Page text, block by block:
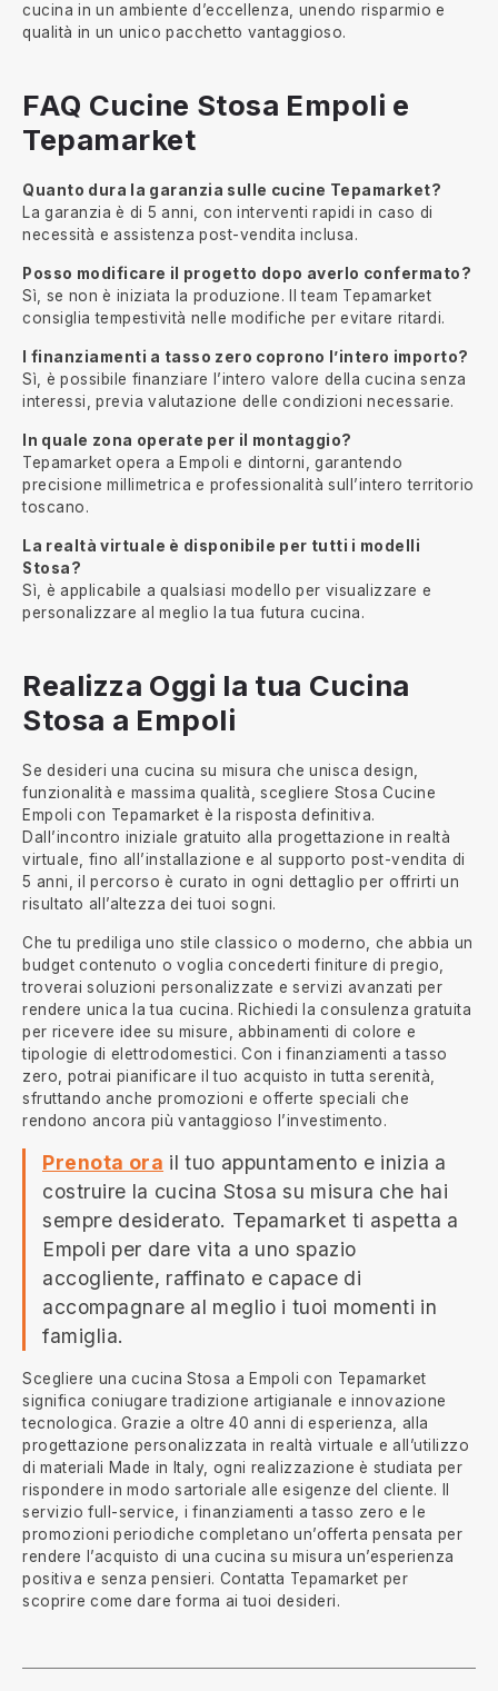
cucina in un ambiente d’eccellenza, unendo risparmio e
qualità in un unico pacchetto vantaggioso.
FAQ Cucine Stosa Empoli e
Tepamarket
Quanto dura la garanzia sulle cucine Tepamarket?
La garanzia è di 5 anni, con interventi rapidi in caso di
necessità e assistenza post-vendita inclusa.
Posso modificare il progetto dopo averlo confermato?
Sì, se non è iniziata la produzione. Il team Tepamarket
consiglia tempestività nelle modifiche per evitare ritardi.
I finanziamenti a tasso zero coprono l’intero importo?
Sì, è possibile finanziare l’intero valore della cucina senza
interessi, previa valutazione delle condizioni necessarie.
In quale zona operate per il montaggio?
Tepamarket opera a Empoli e dintorni, garantendo
precisione millimetrica e professionalità sull’intero territorio
toscano.
La realtà virtuale è disponibile per tutti i modelli
Stosa?
Sì, è applicabile a qualsiasi modello per visualizzare e
personalizzare al meglio la tua futura cucina.
Realizza Oggi la tua Cucina
Stosa a Empoli
Se desideri una cucina su misura che unisca design,
funzionalità e massima qualità, scegliere Stosa Cucine
Empoli con Tepamarket è la risposta definitiva.
Dall’incontro iniziale gratuito alla progettazione in realtà
virtuale, fino all’installazione e al supporto post-vendita di
5 anni, il percorso è curato in ogni dettaglio per offrirti un
risultato all’altezza dei tuoi sogni.
Che tu prediliga uno stile classico o moderno, che abbia un
budget contenuto o voglia concederti finiture di pregio,
troverai soluzioni personalizzate e servizi avanzati per
rendere unica la tua cucina. Richiedi la consulenza gratuita
per ricevere idee su misure, abbinamenti di colore e
tipologie di elettrodomestici. Con i finanziamenti a tasso
zero, potrai pianificare il tuo acquisto in tutta serenità,
sfruttando anche promozioni e offerte speciali che
rendono ancora più vantaggioso l’investimento.
Prenota ora il tuo appuntamento e inizia a
costruire la cucina Stosa su misura che hai
sempre desiderato. Tepamarket ti aspetta a
Empoli per dare vita a uno spazio
accogliente, raffinato e capace di
accompagnare al meglio i tuoi momenti in
famiglia.
Scegliere una cucina Stosa a Empoli con Tepamarket
significa coniugare tradizione artigianale e innovazione
tecnologica. Grazie a oltre 40 anni di esperienza, alla
progettazione personalizzata in realtà virtuale e all’utilizzo
di materiali Made in Italy, ogni realizzazione è studiata per
rispondere in modo sartoriale alle esigenze del cliente. Il
servizio full-service, i finanziamenti a tasso zero e le
promozioni periodiche completano un’offerta pensata per
rendere l’acquisto di una cucina su misura un’esperienza
positiva e senza pensieri. Contatta Tepamarket per
scoprire come dare forma ai tuoi desideri.